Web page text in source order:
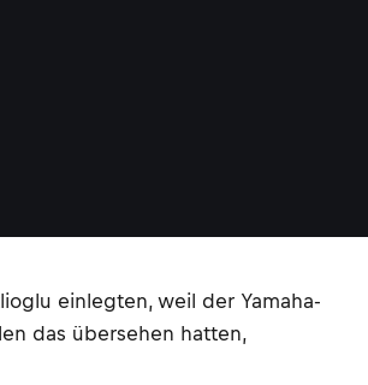
einlegten, weil der Yamaha-
das übersehen hatten,